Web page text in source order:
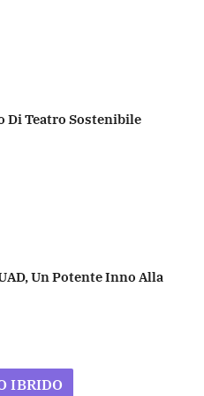
Di Teatro Sostenibile
Un Potente Inno Alla
IBRIDO